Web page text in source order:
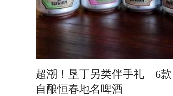
超潮！垦丁另类伴手礼 6款
自酿恒春地名啤酒